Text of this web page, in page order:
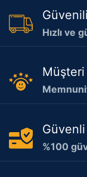
Hızlı ve
%100